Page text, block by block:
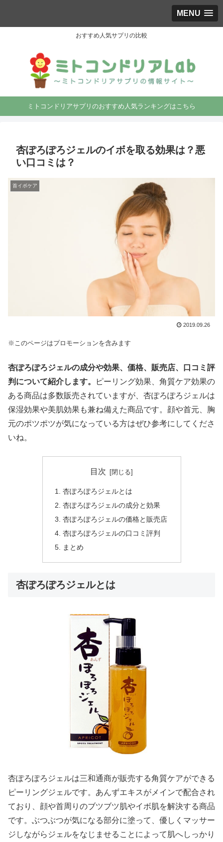
MENU
おすすめ人気サプリの比較
ミトコンドリアサプリのおすすめ人気ランキングはこちら
杏ぽろぽろジェルのイボを取る効果は？悪
い口コミは？
首イボケア
2019.09.26
※このページはプロモーションを含みます
杏ぽろぽろジェルの成分や効果、価格、販売店、口コミ評
判について紹介します。
ピーリング効果、角質ケア効果の
ある商品は多数販売されていますが、杏ぽろぽろジェルは
保湿効果や美肌効果も兼ね備えた商品です。顔や首元、胸
元のポツポツが気になっている方はぜひ参考にしてくださ
いね。
目次
杏ぽろぽろジェルとは
杏ぽろぽろジェルの成分と効果
杏ぽろぽろジェルの価格と販売店
杏ぽろぽろジェルの口コミ評判
まとめ
杏ぽろぽろジェルとは
杏ぽろぽろジェルは三和通商が販売する角質ケアができる
ピーリングジェルです。あんずエキスがメインで配合され
ており、顔や首周りのブツブツ肌やイボ肌を解決する商品
です。ぶつぶつが気になる部分に塗って、優しくマッサー
ジしながらジェルをなじませることによって肌へしっかり